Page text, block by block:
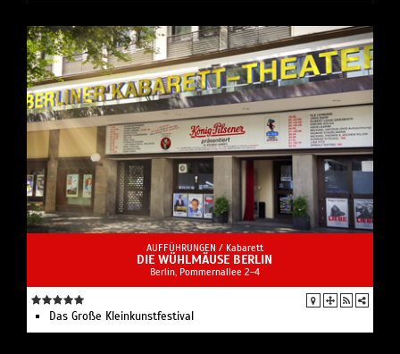
AUFFÜHRUNGEN / Kabarett
DIE WÜHLMÄUSE BERLIN
Berlin, Pommernallee 2-4
Das Große Kleinkunstfestival